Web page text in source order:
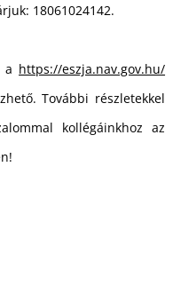
18061024142.
a https://eszja.nav.gov.hu/
További részletekkel
kollégáinkhoz az